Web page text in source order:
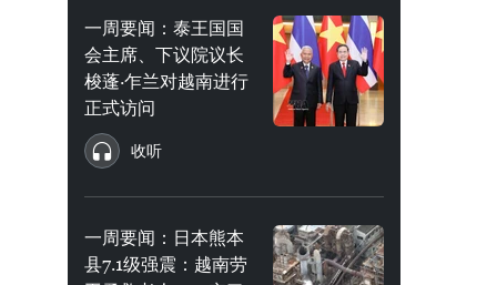
一周要闻：泰王国国
会主席、下议院议长
梭蓬·乍兰对越南进行
正式访问
收听
一周要闻：日本熊本
县7.1级强震：越南劳